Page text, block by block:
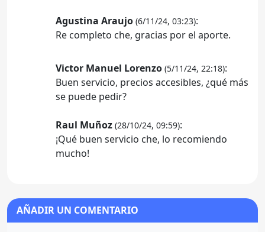
Agustina Araujo (6/11/24, 03:23):
Re completo che, gracias por el aporte.
Victor Manuel Lorenzo (5/11/24, 22:18):
Buen servicio, precios accesibles, ¿qué más
se puede pedir?
Raul Muñoz (28/10/24, 09:59):
¡Qué buen servicio che, lo recomiendo
mucho!
AÑADIR UN COMENTARIO